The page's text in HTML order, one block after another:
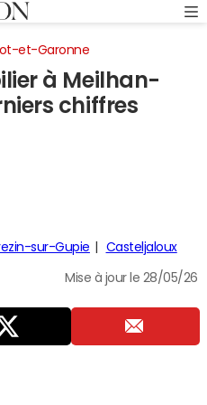
Lot-et-Garonne
à Meilhan-
chiffres
sur-Gupie Casteljaloux
Mise à jour le 28/05/26